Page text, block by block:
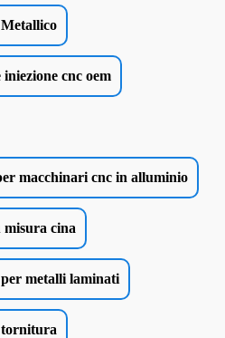
cnc oem
macchinari cnc in alluminio
misura cina
metalli laminati
tornitura